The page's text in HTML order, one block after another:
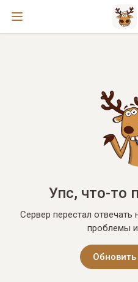
Упс, что-то
Сервер перестал
проблемы